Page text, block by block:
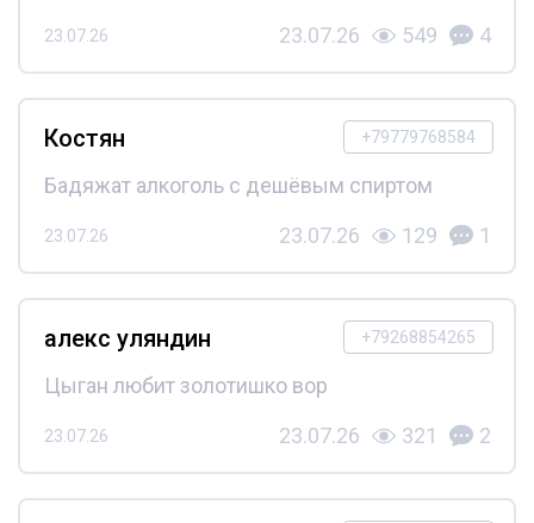
23.07.26 23.07.26 549 4
+79779768584
Костян
Бадяжат алкоголь с дешёвым спиртом
23.07.26 23.07.26 129 1
+79268854265
алекс уляндин
Цыган любит золотишко вор
23.07.26 23.07.26 321 2